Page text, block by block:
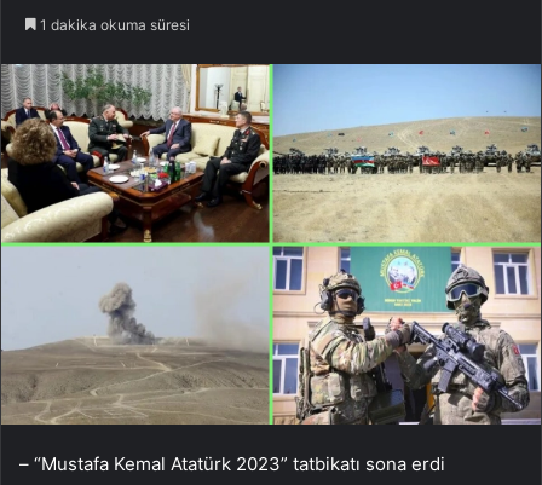
1 dakika okuma süresi
– “Mustafa Kemal Atatürk 2023” tatbikatı sona erdi